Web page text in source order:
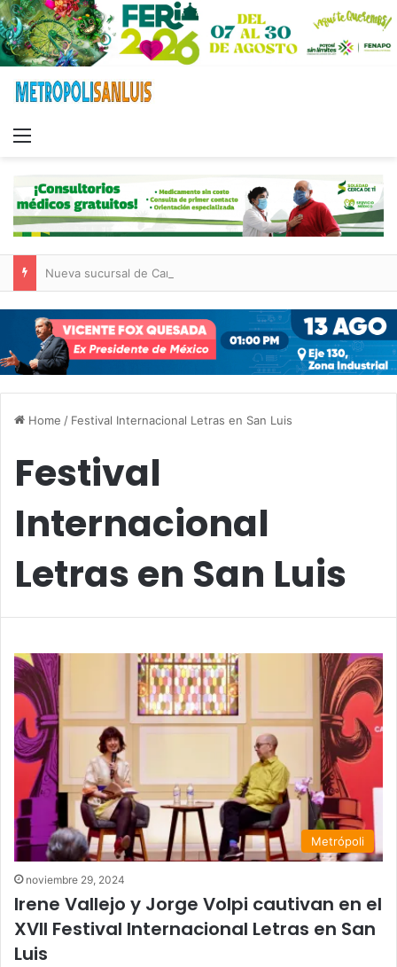
Home / Festival Internacional Letras en San Luis
Festival
Internacional
Letras en San Luis
Metrópoli
noviembre 29, 2024
Irene Vallejo y Jorge Volpi cautivan en el
XVII Festival Internacional Letras en San
Luis